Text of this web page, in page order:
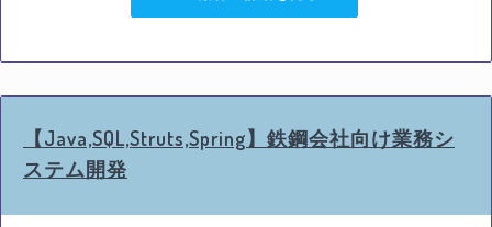
【Java,SQL,Struts,Spring】鉄鋼会社向け業務シ
ステム開発